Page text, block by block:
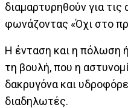
διαμαρτυρηθούν για
φωνάζοντας «Όχι στο
Η ένταση και η πόλωση
τη βουλή, που η
δακρυγόνα και
διαδηλωτές.